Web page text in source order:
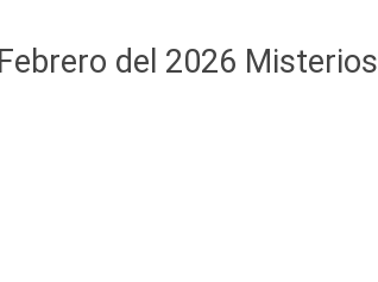
del 2026 Misterios